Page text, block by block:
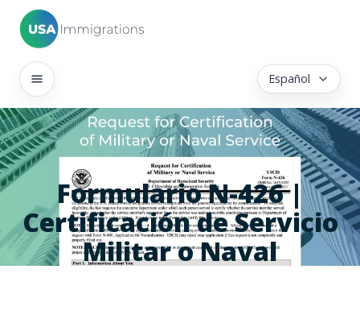
Español
Formulario N-426 |
Certificación de Servicio
Militar o Naval